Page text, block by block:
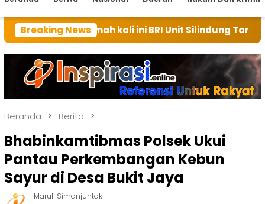
Breaking News
kali ini BRI Unit Silindung Tarutung Ingatkan
Beranda Berita
Bhabinkamtibmas Polsek Ukui
Pantau Perkembangan Kebun
Sayur di Desa Bukit Jaya
Maruli Simanjuntak